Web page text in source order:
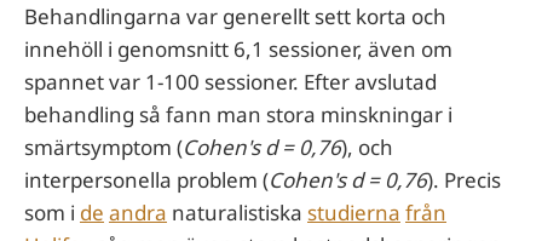
Behandlingarna var generellt sett korta och
innehöll i genomsnitt 6,1 sessioner, även om
spannet var 1-100 sessioner. Efter avslutad
behandling så fann man stora minskningar i
smärtsymptom (Cohen's d = 0,76), och
interpersonella problem (Cohen's d = 0,76). Precis
som i de andra naturalistiska studierna från